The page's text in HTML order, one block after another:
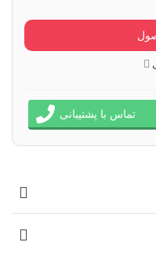
تماس با پشتیبانی